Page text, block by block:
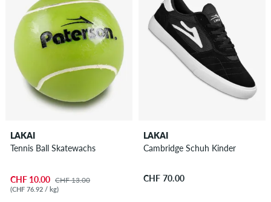
LAKAI
Tennis Ball Skatewachs
CHF 10.00 CHF 13.00
(CHF 76.92 / kg)
LAKAI
Cambridge Schuh Kinder
CHF 70.00